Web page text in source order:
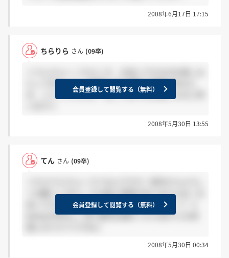
2008年6月17日 17:15
ちらりら さん (09卒)
にしてます♪ 7、8月頃にまた電話で連絡があると
の、ことでしたよね？ 私こそ色々お世話になると思
会員登録して閲覧する（無料）
2008年5月30日 13:55
てん さん (09卒)
くお願いします♪ その前に研修がありますよね！お
会いできるのが楽しみです(＊&amp;#3642;´∀`＊
&amp;#3642;)ノ 同じ販売企画だったら色々とお世
会員登録して閲覧する（無料）
2008年5月30日 00:34